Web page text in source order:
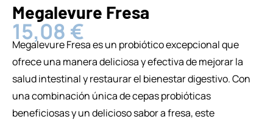
Megalevure Fresa
15,08 €
Megalevure Fresa es un probiótico excepcional que
ofrece una manera deliciosa y efectiva de mejorar la
salud intestinal y restaurar el bienestar digestivo. Con
una combinación única de cepas probióticas
beneficiosas y un delicioso sabor a fresa, este